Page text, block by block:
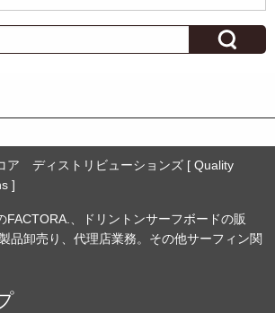
ア ディストリビューションズ [ Quality
]
FACTORA.、ドリントンサーフボードの販
品卸売り、代理店業務。その他サーフィン関